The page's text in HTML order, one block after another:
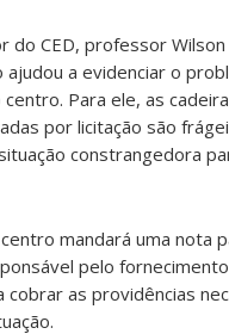
do CED, professor Wilson
ajudou a evidenciar o
Para ele, as
por licitação são
constrangedora
mandará uma nota
pelo
cobrar as providências